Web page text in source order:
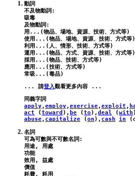
動詞
不及物動詞:
吸毒
及物動詞:
用...(物品、場地、資源、技術、方式等)
使用...(物品、場地、資源、技術、方式等)
利用...(人、情形、技術、方式等)
運用...(物品、方式、資源、技術、方式等)
採用...(物品、技術、方式等)
應用...(技術、方式等)
... 請登入
apply,employ,exercise,exploit ,
act (toward ), be (to),deal (with
abuse, capitalize (on), cash in (
名詞
可為可數與不可數名詞:
用途, 用處
功能
效用, 益處
價值